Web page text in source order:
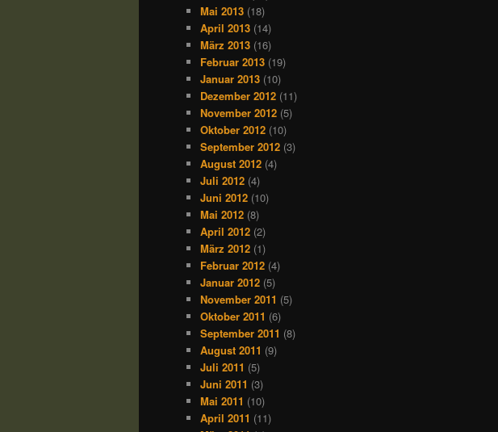
Mai 2013 (18)
April 2013 (14)
März 2013 (16)
Februar 2013 (19)
Januar 2013 (10)
Dezember 2012 (11)
November 2012 (5)
Oktober 2012 (10)
September 2012 (3)
August 2012 (4)
Juli 2012 (4)
Juni 2012 (10)
Mai 2012 (8)
April 2012 (2)
März 2012 (1)
Februar 2012 (4)
Januar 2012 (5)
November 2011 (5)
Oktober 2011 (6)
September 2011 (8)
August 2011 (9)
Juli 2011 (5)
Juni 2011 (3)
Mai 2011 (10)
April 2011 (11)